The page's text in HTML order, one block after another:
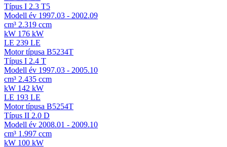
Típus I 2.3 T5
Modell év 1997.03 - 2002.09
cm³ 2.319 ccm
kW 176 kW
LE 239 LE
Motor típusa B5234T
Típus I 2.4 T
Modell év 1997.03 - 2005.10
cm³ 2.435 ccm
kW 142 kW
LE 193 LE
Motor típusa B5254T
Típus II 2.0 D
Modell év 2008.01 - 2009.10
cm³ 1.997 ccm
kW 100 kW